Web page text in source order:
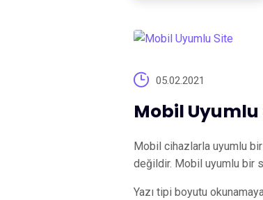
05.02.2021
Mobil Uyumlu
Mobil cihazlarla uyumlu
değildir. Mobil uyumlu bir
Yazı tipi boyutu